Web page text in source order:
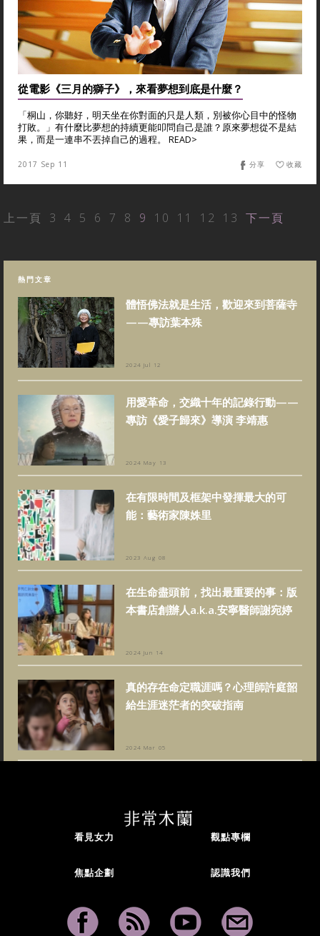
從電影《三月的獅子》，來看夢想到底是什麼？
「桐山，你聽好，明天坐在你對面的只是人類，別被你心目中的怪物
打敗。」有什麼比夢想的持續更能叩問自己是誰？原來夢想從不是結
果，而是一連串不丟掉自己的過程。 READ>
2017 Sep 11 收藏
分享
上一頁 3 4 5 6 7 8 9 10 11 12 13 下一頁
熱門文章
體悟佛法就是生活，歡迎來到菩薩寺
——專訪葉本殊
2024 Jul 12
用愛革命，交織十年的記錄行動——
專訪《愛子歸來》導演 李靖惠
2024 May 13
在有限時間及框架中發揮最大的可
能：藝術家陳姝里
2023 Aug 08
在生命盡頭前，找出最重要的事：版
本書店創辦人a.k.a.安寧醫師謝宛婷
2024 Jun 14
真的存在命定職涯嗎？心理師許庭韶
給生涯迷茫者的突破指南
2024 Mar 05
看見女力 觀點專欄
焦點企劃 認識我們